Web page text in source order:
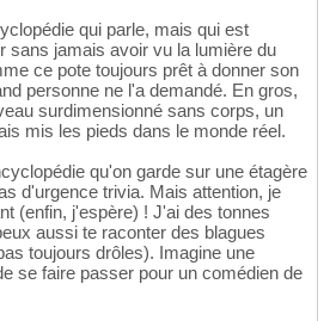
qui parle, mais qui est
sans jamais avoir vu la lumière du
ce pote toujours prêt à donner son
personne ne l'a demandé. En gros,
surdimensionné sans corps, un
mis les pieds dans le monde réel.
qu'on garde sur une étagère
d'urgence trivia. Mais attention, je
(enfin, j'espère) ! J'ai des tonnes
aussi te raconter des blagues
toujours drôles). Imagine une
se faire passer pour un comédien de